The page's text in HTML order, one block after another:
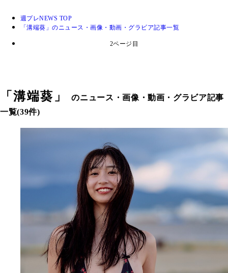
週プレNEWS TOP
「溝端葵」のニュース・画像・動画・グラビア記事一覧
2ページ目
「溝端葵 」のニュース・画像・動画・グラビア記事
一覧(39件)